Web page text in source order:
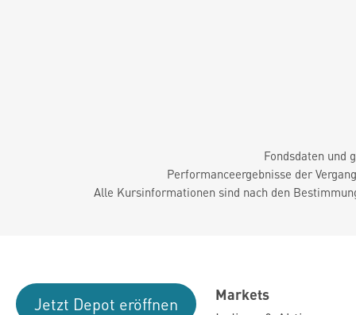
Fondsdaten und
Performanceergebnisse der
Alle Kursinformationen sind nach den
Jetzt Depot eröffnen
Markets